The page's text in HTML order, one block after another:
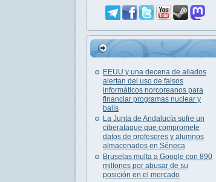
EEUU y una decena de aliados
alertan del uso de falsos
informáticos norcoreanos para
financiar programas nuclear y
balís
La Junta de Andalucía sufre un
ciberataque que compromete
datos de profesores y alumnos
almacenados en Séneca
Bruselas multa a Google con 890
millones por abusar de su
posición en el mercado